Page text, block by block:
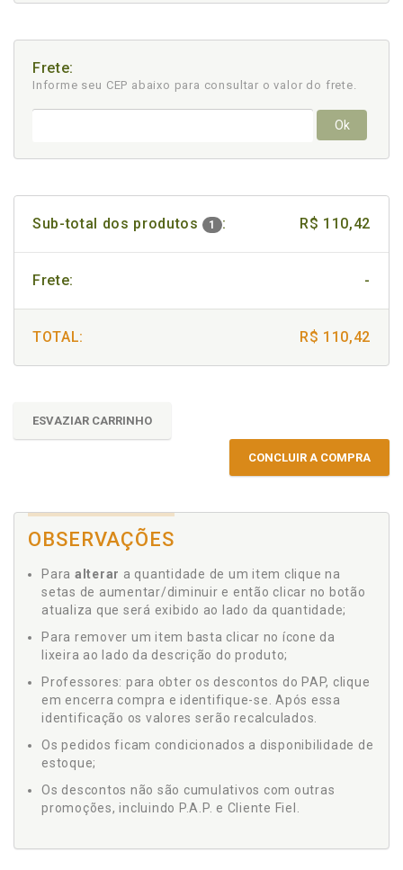
Frete:
Informe seu CEP abaixo para consultar o valor do frete.
Ok
Sub-total dos produtos 1 : R$ 110,42
Frete: -
TOTAL: R$ 110,42
ESVAZIAR CARRINHO
CONCLUIR A COMPRA
OBSERVAÇÕES
Para alterar a quantidade de um item clique na
setas de aumentar/diminuir e então clicar no botão
atualiza que será exibido ao lado da quantidade;
Para remover um item basta clicar no ícone da
lixeira ao lado da descrição do produto;
Professores: para obter os descontos do PAP, clique
em encerra compra e identifique-se. Após essa
identificação os valores serão recalculados.
Os pedidos ficam condicionados a disponibilidade de
estoque;
Os descontos não são cumulativos com outras
promoções, incluindo P.A.P. e Cliente Fiel.